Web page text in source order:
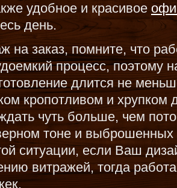
удобное и красивое
день.
на заказ, помните, что
процесс, поэтому
длится не
кропотливом и хрупком
чуть больше, чем
тоне и
ситуации, если Ваш
витражей, тогда